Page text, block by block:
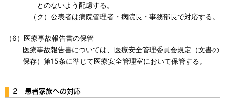
とのないよう配慮する。
（ク）公表者は病院管理者・病院長・事務部長で対応する。
（6）医療事故報告書の保管
医療事故報告書については、医療安全管理委員会規定（文書の
保存）第15条に準じて医療安全管理室において保管する。
2 患者家族への対応